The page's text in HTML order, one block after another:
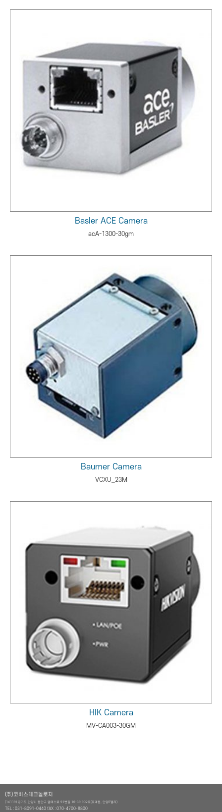
Basler ACE Camera
acA-1300-30gm
Baumer Camera
VCXU_23M
HIK Camera
MV-CA003-30GM
(주)코비스테크놀로지
(14119) 경기도 안양시 동안구 엘에스로 91번길 16-39 902호(호계동, 안양IT밸리)
TEL : 031-8091-0440 fAX : 070-4700-8800